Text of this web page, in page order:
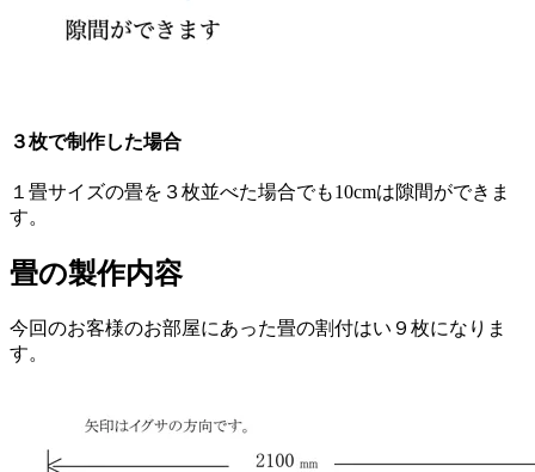
３枚で制作した場合
１畳サイズの畳を３枚並べた場合でも10cmは隙間ができま
す。
畳の製作内容
今回のお客様のお部屋にあった畳の割付はい９枚になりま
す。